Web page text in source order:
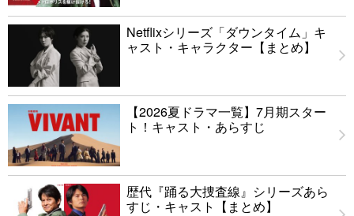
Netflixシリーズ「ダウンタイム」キ
ャスト・キャラクター【まとめ】
【2026夏ドラマ一覧】7月期スター
ト！キャスト・あらすじ
歴代『踊る大捜査線』シリーズあら
すじ・キャスト【まとめ】